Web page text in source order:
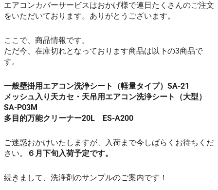
エアコンカバーサービスはおかげ様で連日たくさんのご注文
をいただいております。ありがとうございます。
ここで、商品情報です。
ただ今、在庫切れとなっております商品は以下の3商品で
す。
一般壁掛用エアコン洗浄シート（軽量タイプ）SA-21
メッシュ入り天カセ・天吊用エアコン洗浄シート（大型）
SA-P03M
多目的万能クリーナー20L ES-A200
ご迷惑おかけいたしますが、入荷まで今しばらくお待ちくだ
さい。
６月下旬入荷予定です。
続きまして、洗浄剤のサンプルのご案内です！